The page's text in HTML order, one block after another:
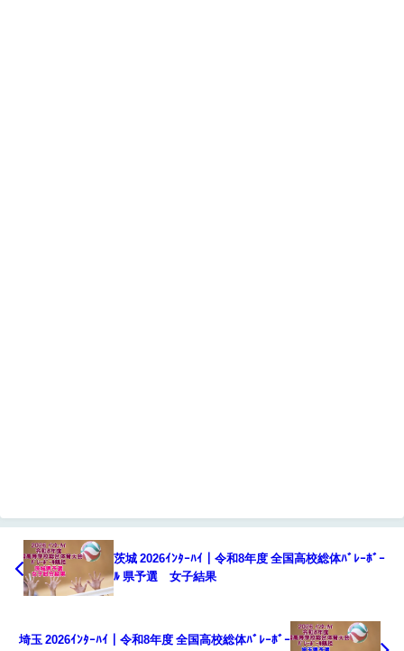
茨城 2026ｲﾝﾀｰﾊｲ｜令和8年度 全国高校総体ﾊﾞﾚｰﾎﾞｰ
ﾙ 県予選 女子結果
埼玉 2026ｲﾝﾀｰﾊｲ｜令和8年度 全国高校総体ﾊﾞﾚｰﾎﾞｰ